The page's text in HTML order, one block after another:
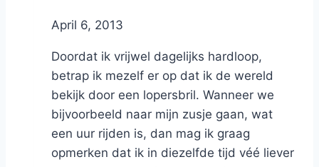
ByNicole
April 6, 2013
Doordat ik vrijwel dagelijks hardloop,
betrap ik mezelf er op dat ik de wereld
bekijk door een lopersbril. Wanneer we
bijvoorbeeld naar mijn zusje gaan, wat
een uur rijden is, dan mag ik graag
opmerken dat ik in diezelfde tijd véé liever